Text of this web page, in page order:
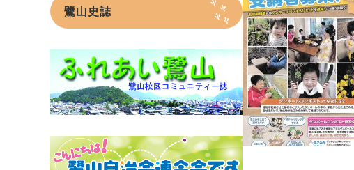
鷺山史誌